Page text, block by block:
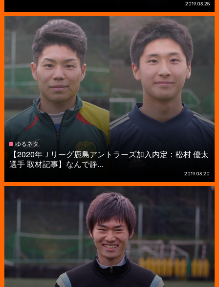
2019.03.25
ゆるネタ
【2020年Ｊリーグ鹿島アントラーズ加入内定：松村 優太
選手 取材記事】なんで静...
2019.03.20